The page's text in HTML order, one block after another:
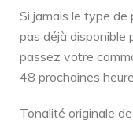
Si jamais le type de
pas déjà disponible
passez votre
48 prochaines
Tonalité originale